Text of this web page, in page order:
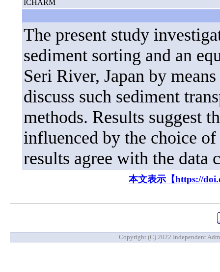
ICHARM
The present study
sediment sorting and an
Seri River, Japan by
discuss such sediment
methods. Results suggest
influenced by the choice
results agree with the data
本文表示【https://
Copyright (C) 2022 Independent